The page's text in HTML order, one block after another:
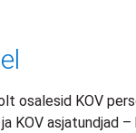
osalesid KOV
KOV asjatundjad